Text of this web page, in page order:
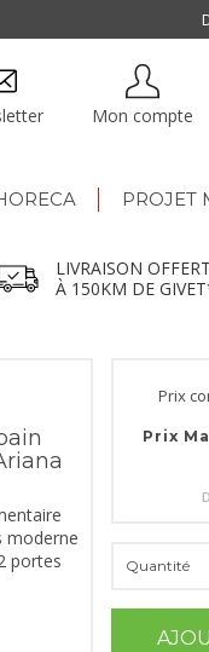
Mon compte
PROJET
LIVRAISON
À 150KM DE
moderne
portes
Prix
Prix
Quantité